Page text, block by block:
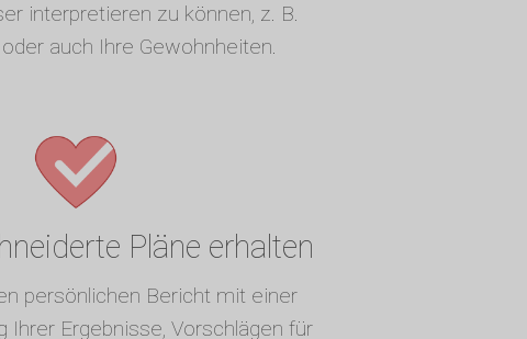
interpretieren zu können, z. B.
auch Ihre Gewohnheiten.
Pläne erhalten
persönlichen Bericht mit einer
Ihrer Ergebnisse, Vorschlägen für